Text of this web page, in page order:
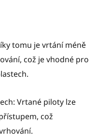
tomu je vrtání méně
což je vhodné pro
Vrtané piloty lze
což